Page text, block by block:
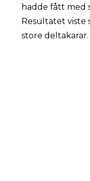
hadde fått med
Resultatet viste
store deltakarar.